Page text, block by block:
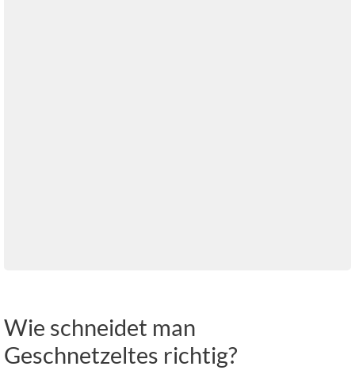
Wie schneidet man
Geschnetzeltes richtig?